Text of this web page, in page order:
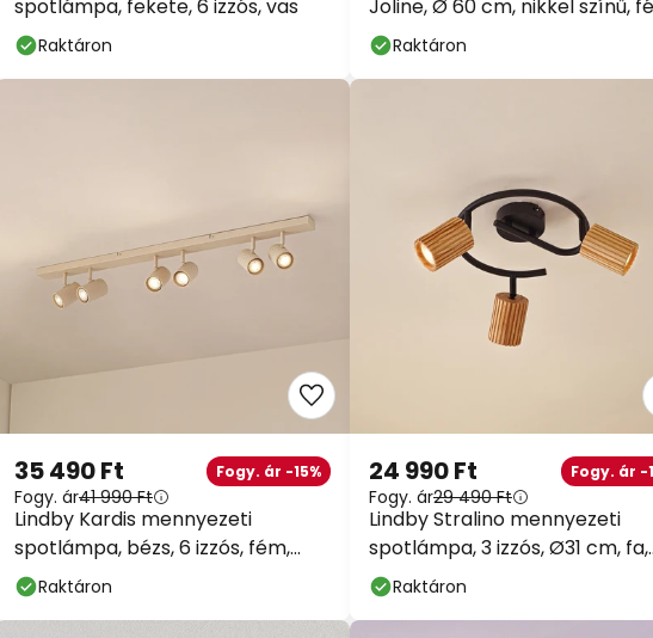
spotlámpa, fekete, 6 izzós, vas
Raktáron
Joline, Ø 60 cm, nikkel színű,
Raktáron
Lindby Kardis mennyezeti
spotlámpa, bézs, 6 izzós, fém,
GU10
35 490 Ft Fogy. ár -15%
Fogy. ár41 990 Ft
Raktáron
Lindby Stralino mennyezeti
spotlámpa, 3 izzós, Ø31 cm, fa,
GU10
24 990 Ft Fogy. ár -
Fogy. ár29 490 Ft
Raktáron